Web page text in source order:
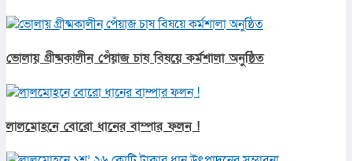
ভোলায় গ্রীষ্মকালীন পেঁয়াজ চাষ বিষয়ে কর্মশালা অনুষ্ঠিত
লালমোহনে বোরো ধানের বাম্পার ফলন !